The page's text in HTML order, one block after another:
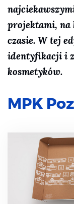
projektami, na
czasie. W tej
identyfikacji i
kosmetyków.
MPK